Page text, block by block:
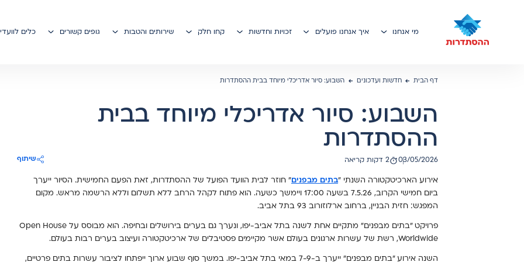
מי אנחנו איך אנחנו פועלים זכויות וחדשות קחו חלק שירותים והטבות גופים קשורים כלים
דף הבית חדשות ועדכונים השבוע: סיור אדריכלי מיוחד בבית ההסתדרות
השבוע: סיור אדריכלי מיוחד בבית
ההסתדרות
תאריך פרסום:
03/05/2026 2 דקות קריאה שיתוף
אירוע הארכיטקטורה השנתי "בתים מבפנים" חוזר לבית הוועד הפועל של ההסתדרות, זאת הפעם החמישית. הסיור ייערך
ביום חמישי הקרוב, 7.5.26 בשעה 17:00 ויימשך כשעה. הוא פתוח לקהל הרחב ללא תשלום וללא הרשמה מראש. מקום
המפגש: חזית הבניין, ברחוב ארלוזורוב 93 בתל אביב.
פרויקט "בתים מבפנים" מתקיים אחת לשנה בתל אביב-יפו, ונערך גם בערים בירושלים ובחיפה. הוא מבוסס על Open House
Worldwide, רשת של עשרות ארגונים בעולם אשר מקיימים פסטיבלים של ארכיטקטורה ועיצוב בערים רבות בעולם.
השנה אירוע "בתים מבפנים" ייערך ב-7-9 במאי בתל אביב-יפו. במשך סוף שבוע ארוך ייפתחו לציבור עשרות בתים פרטיים,